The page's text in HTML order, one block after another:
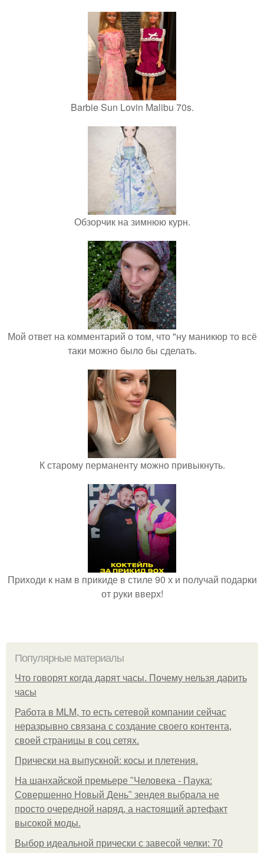
Barbie Sun Lovin Malibu 70s.
Обзорчик на зимнюю курн.
Мой ответ на комментарий о том, что "ну маникюр то всё
таки можно было бы сделать.
К старому перманенту можно привыкнуть.
Приходи к нам в прикиде в стиле 90 х и получай подарки
от руки вверх!
Популярные материалы
Что говорят когда дарят часы. Почему нельзя дарить
часы
Работа в MLM, то есть сетевой компании сейчас
неразрывно связана с создание своего контента,
своей страницы в соц сетях.
Прически на выпускной: косы и плетения.
На шанхайской премьере "Человека - Паука:
Совершенно Новый День" зендея выбрала не
просто очередной наряд, а настоящий артефакт
высокой моды.
Выбор идеальной прически с завесой челки: 70